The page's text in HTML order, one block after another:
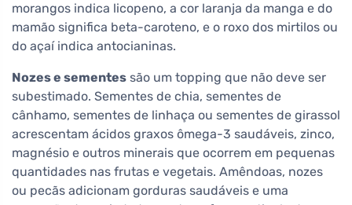
morangos indica licopeno, a cor laranja da manga e do
mamão significa beta-caroteno, e o roxo dos mirtilos ou
do açaí indica antocianinas.
Nozes e sementes são um topping que não deve ser
subestimado. Sementes de chia, sementes de
cânhamo, sementes de linhaça ou sementes de girassol
acrescentam ácidos graxos ômega-3 saudáveis, zinco,
magnésio e outros minerais que ocorrem em pequenas
quantidades nas frutas e vegetais. Amêndoas, nozes
ou pecãs adicionam gorduras saudáveis e uma